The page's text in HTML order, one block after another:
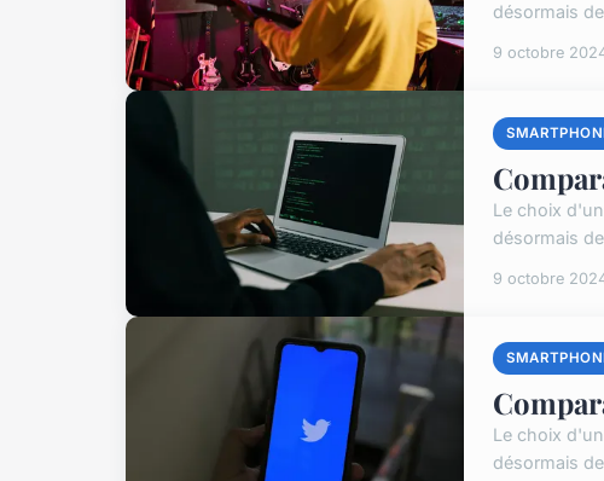
désormais
9 octobre
Le choix
désormais
9 octobre
Le choix
désormais